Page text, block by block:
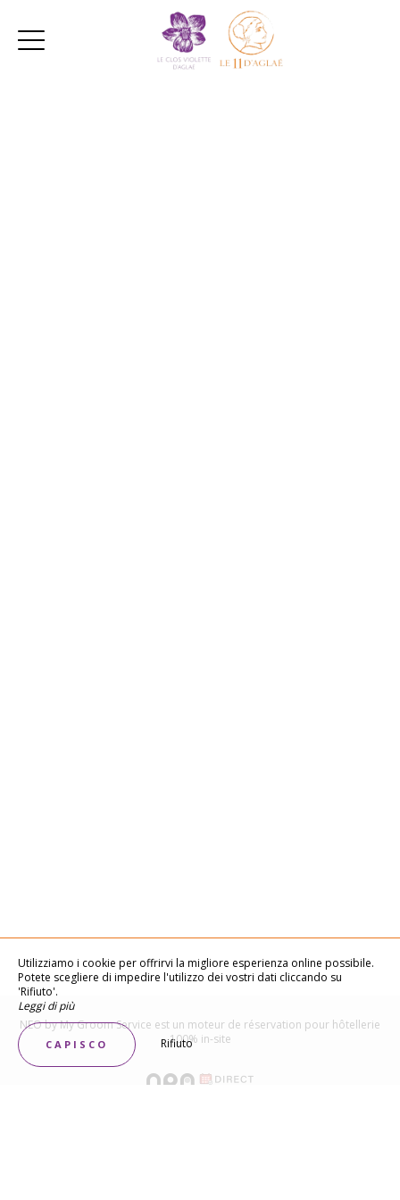
NEO by My Groom Service est un moteur de réservation pour hôtellerie
100% in-site
Utilizziamo i cookie per offrirvi la migliore esperienza online possibile.
Potete scegliere di impedire l'utilizzo dei vostri dati cliccando su
'Rifiuto'.
Leggi di più
CAPISCO Rifiuto